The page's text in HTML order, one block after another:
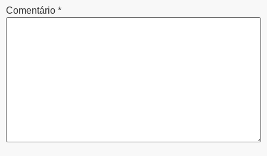
Comentário *